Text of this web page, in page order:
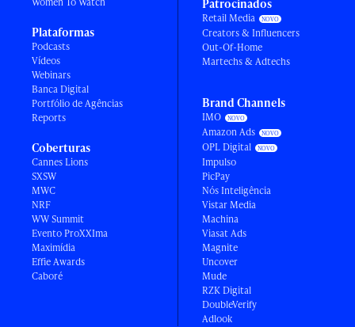
Plataformas
Podcasts
Vídeos
Webinars
Banca Digital
Portfólio de Agências
Reports
Coberturas
Cannes Lions
SXSW
MWC
NRF
WW Summit
Evento ProXXIma
Maximídia
Effie Awards
Caboré
Patrocinados
Retail Media
Creators & Influencers
Out-Of-Home
Martechs & Adtechs
Brand Channels
IMO
Amazon Ads
OPL Digital
Impulso
PicPay
Nós Inteligência
Vistar Media
Machina
Viasat Ads
Magnite
Uncover
Mude
RZK Digital
DoubleVerify
Adlook